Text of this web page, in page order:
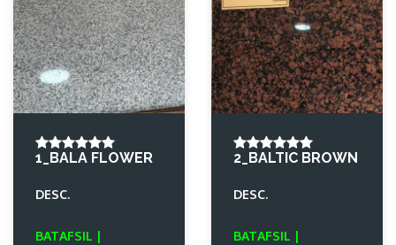
1_BALA FLOWER
DESC.
BATAFSIL |
2_BALTIC BROWN
DESC.
BATAFSIL |